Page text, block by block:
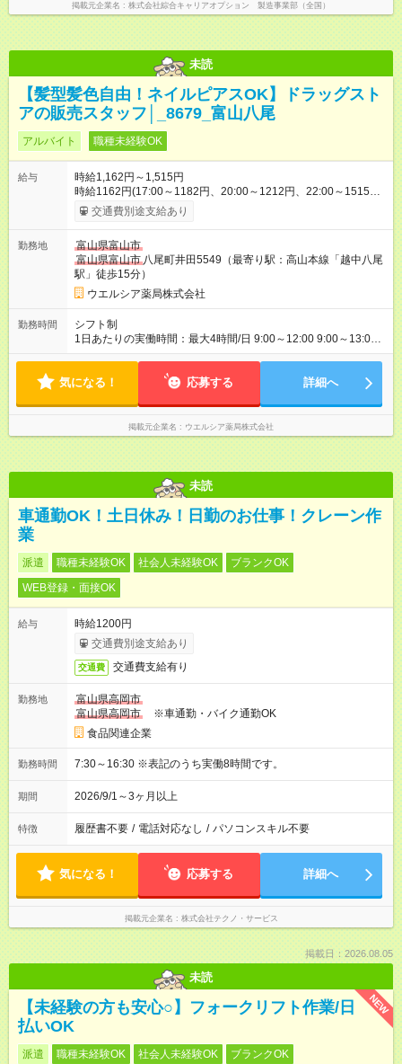
掲載元企業名 株式会社綜合キャリアオプション 製造事業部（全国）
未読
【髪型髪色自由！ネイルピアスOK】ドラッグスト
アの販売スタッフ│_8679_富山八尾
アルバイト 職種未経験OK
給与
時給1,162円～1,515円
時給1162円(17:00～1182円、20:00～1212円、22:00～1515円)
※深夜割増含む ※高校卒業以上 昇格に応じて＋20～200円昇給
あり （大学生は＋20円まで） ※高校生は対象外 試用期間あり：
間】試用期間あり 試用期間の長さ：3ヶ月 雇用形態、給与は本
採用時と同じです。
交通費別途支給あり
勤務地
富山県富山市
富山県富山市 八尾町井田5549（最寄り駅：高山本線「越中八尾
駅」徒歩15分）
ウエルシア薬局株式会社
勤務時間
シフト制
1日あたりの実働時間：最大4時間/日 9:00～12:00 9:00～13:00
☆週2日の勤務 20:00～24:00 21:00～24:00 ☆勤務日数・曜日応
気になる！ 応募する 詳細へ
掲載元企業名 ウエルシア薬局株式会社
未読
車通勤OK！土日休み！日勤のお仕事！クレーン作
業
派遣 職種未経験OK 社会人未経験OK
ブランクOK
WEB登録・面接OK
給与
時給1200円
交通費別途支給あり
交通費 交通費支給有り
勤務地
富山県高岡市
富山県高岡市
※車通勤・バイク通勤OK
食品関連企業
勤務時間 7:30～16:30 ※表記のうち実働8時間です。
期間 2026/9/1～3ヶ月以上
特徴 履歴書不要 / 電話対応なし / パソコンスキル不要
気になる！ 応募する 詳細へ
掲載元企業名 株式会社テクノ・サービス
掲載日：2026.08.05
未読
NEW
【未経験の方も安心○】フォークリフト作業/日
払いOK
派遣 職種未経験OK 社会人未経験OK
ブランクOK